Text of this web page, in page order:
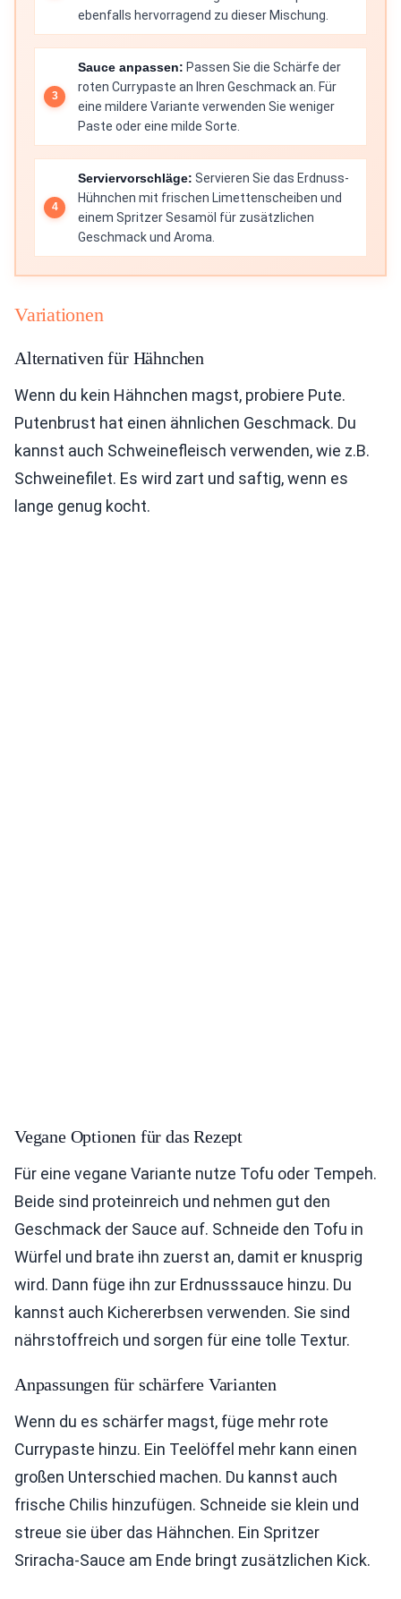
ebenfalls hervorragend zu dieser Mischung.
Sauce anpassen: Passen Sie die Schärfe der
roten Currypaste an Ihren Geschmack an. Für
eine mildere Variante verwenden Sie weniger
Paste oder eine milde Sorte.
Serviervorschläge: Servieren Sie das Erdnuss-
Hühnchen mit frischen Limettenscheiben und
einem Spritzer Sesamöl für zusätzlichen
Geschmack und Aroma.
Variationen
Alternativen für Hähnchen
Wenn du kein Hähnchen magst, probiere Pute.
Putenbrust hat einen ähnlichen Geschmack. Du
kannst auch Schweinefleisch verwenden, wie z.B.
Schweinefilet. Es wird zart und saftig, wenn es
lange genug kocht.
Vegane Optionen für das Rezept
Für eine vegane Variante nutze Tofu oder Tempeh.
Beide sind proteinreich und nehmen gut den
Geschmack der Sauce auf. Schneide den Tofu in
Würfel und brate ihn zuerst an, damit er knusprig
wird. Dann füge ihn zur Erdnusssauce hinzu. Du
kannst auch Kichererbsen verwenden. Sie sind
nährstoffreich und sorgen für eine tolle Textur.
Anpassungen für schärfere Varianten
Wenn du es schärfer magst, füge mehr rote
Currypaste hinzu. Ein Teelöffel mehr kann einen
großen Unterschied machen. Du kannst auch
frische Chilis hinzufügen. Schneide sie klein und
streue sie über das Hähnchen. Ein Spritzer
Sriracha-Sauce am Ende bringt zusätzlichen Kick.